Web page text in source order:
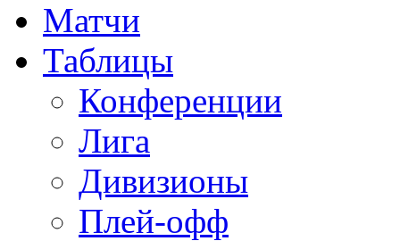
Матчи
Таблицы
Конференции
Лига
Дивизионы
Плей-офф